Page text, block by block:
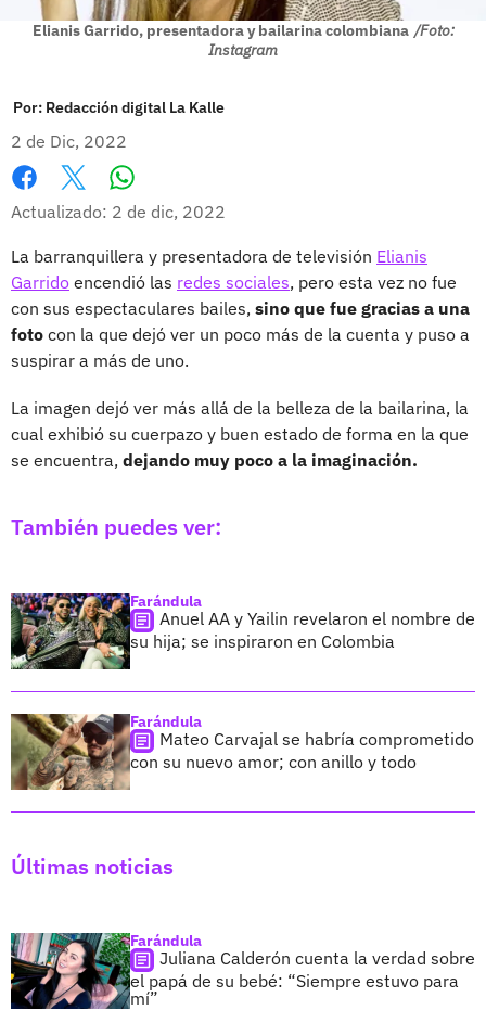
Elianis Garrido, presentadora y bailarina colombiana /Foto:
Instagram
Por: Redacción digital La Kalle
2 de Dic, 2022
Facebook
X
Actualizado: 2 de dic, 2022
La barranquillera y presentadora de televisión Elianis
Garrido encendió las redes sociales, pero esta vez no fue
con sus espectaculares bailes, sino que fue gracias a una
foto con la que dejó ver un poco más de la cuenta y puso a
suspirar a más de uno.
La imagen dejó ver más allá de la belleza de la bailarina, la
cual exhibió su cuerpazo y buen estado de forma en la que
se encuentra, dejando muy poco a la imaginación.
También puedes ver:
Farándula
Anuel AA y Yailin revelaron el nombre de
su hija; se inspiraron en Colombia
Farándula
Mateo Carvajal se habría comprometido
con su nuevo amor; con anillo y todo
Últimas noticias
Farándula
Juliana Calderón cuenta la verdad sobre
el papá de su bebé: “Siempre estuvo para
mí”